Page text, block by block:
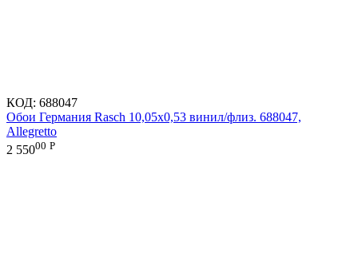
КОД: 688047
Обои Германия Rasch 10,05x0,53 винил/флиз. 688047,
Allegretto
2 55000 Р